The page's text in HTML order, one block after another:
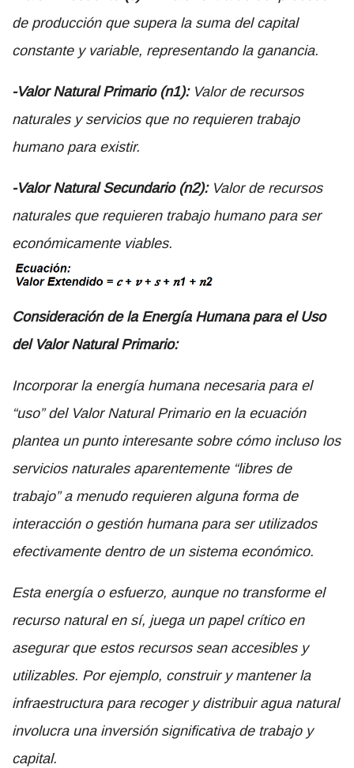
de producción que supera la suma del capital
constante y variable, representando la ganancia.
-Valor Natural Primario (n1):Valor de recursos
naturales y servicios que no requieren trabajo
humano para existir.
-Valor Natural Secundario (n2):Valor de recursos
naturales que requieren trabajo humano para ser
económicamente viables.
Consideración de la Energía Humana para el Uso
del Valor Natural Primario:
Incorporar la energía humana necesaria para el
“uso” del Valor Natural Primario en la ecuación
plantea un punto interesante sobre cómo incluso los
servicios naturales aparentemente “libres de
trabajo” a menudo requieren alguna forma de
interacción o gestión humana para ser utilizados
efectivamente dentro de un sistema económico.
Esta energía o esfuerzo, aunque no transforme el
recurso natural en sí, juega un papel crítico en
asegurar que estos recursos sean accesibles y
utilizables. Por ejemplo, construir y mantener la
infraestructura para recoger y distribuir agua natural
involucra una inversión significativa de trabajo y
capital.